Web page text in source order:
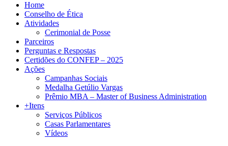
Home
Conselho de Ética
Atividades
Cerimonial de Posse
Parceiros
Perguntas e Respostas
Certidões do CONFEP – 2025
Ações
Campanhas Sociais
Medalha Getúlio Vargas
Prêmio MBA – Master of Business Administration
+Itens
Serviços Públicos
Casas Parlamentares
Vídeos